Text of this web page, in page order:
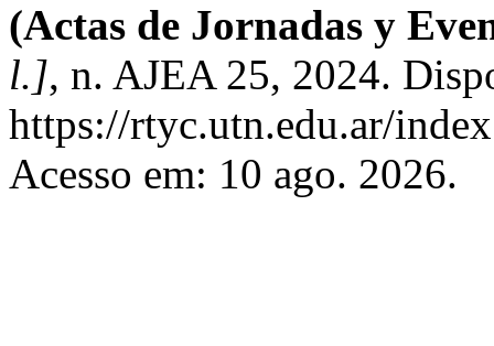
(Actas de Jornadas y
l.], n. AJEA 25, 2024.
https://rtyc.utn.edu.ar/
Acesso em: 10 ago. 2026.